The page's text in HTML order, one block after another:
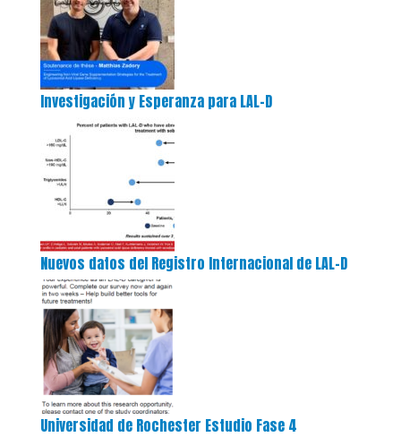
Investigación y Esperanza para LAL-D
Nuevos datos del Registro Internacional de LAL-D
Universidad de Rochester Estudio Fase 4